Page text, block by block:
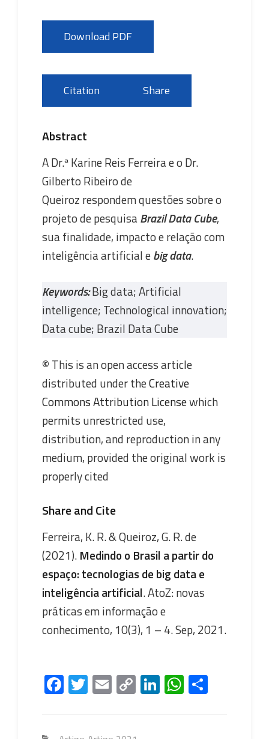
Download PDF
Citation Share
Abstract
A Dr.ª Karine Reis Ferreira e o Dr.
Gilberto Ribeiro de
Queiroz respondem questões sobre o
projeto de pesquisaBrazil Data Cube,
sua finalidade, impacto e relação com
inteligência artificial ebig data.
Keywords:Big data; Artificial
intelligence; Technological innovation;
Data cube; Brazil Data Cube
© This is an open access article
distributed under theCreative
Commons Attribution Licensewhich
permits unrestricted use,
distribution, and reproduction in any
medium, provided the original work is
properly cited
Share and Cite
Ferreira, K. R. & Queiroz, G. R. de
(2021). Medindo o Brasil a partir do
espaço: tecnologias de big data e
inteligência artificial. AtoZ: novas
práticas em informação e
conhecimento, 10(3), 1 – 4. Sep, 2021.
Fa
ce
T
wi
E
m
C
o
Li
nk
W
h